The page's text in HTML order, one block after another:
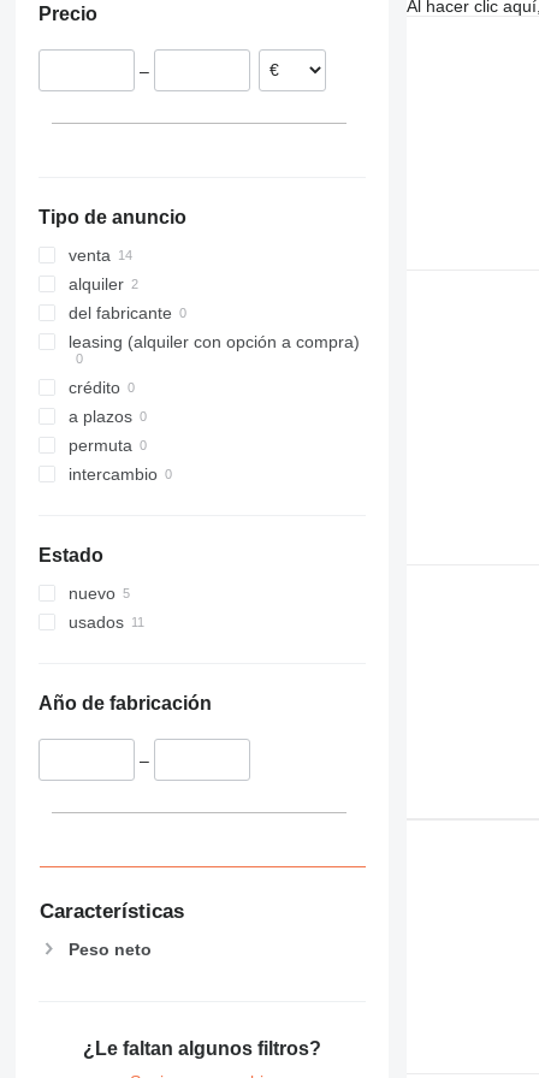
Hungría
Precio
–
Tipo de anuncio
venta
alquiler
del fabricante
leasing (alquiler con opción a compra)
crédito
a plazos
permuta
intercambio
Estado
nuevo
usados
Año de fabricación
–
Características
Peso neto
¿Le faltan algunos filtros?
Al hacer clic